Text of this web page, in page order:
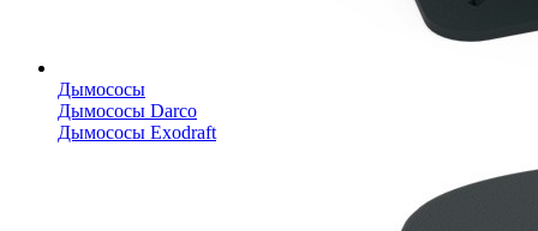
Дымососы
Дымососы Darco
Дымососы Exodraft